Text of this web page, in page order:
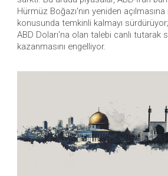
Hürmüz Boğazı'nın yeniden
konusunda temkinli kalmayı
ABD Doları'na olan talebi canlı tutarak
kazanmasını engelliyor.